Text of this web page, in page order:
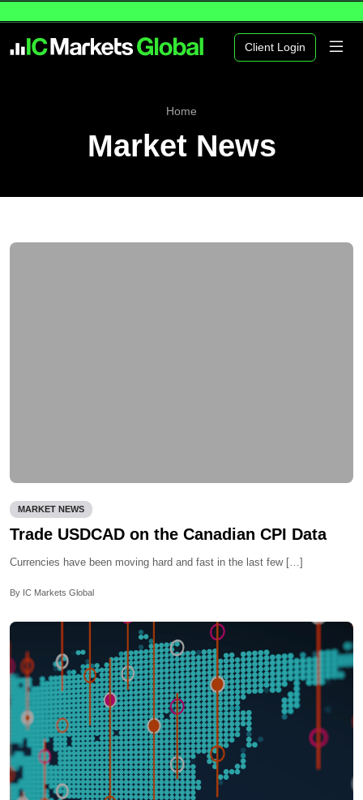
Client Login
Home
Market News
MARKET NEWS
Trade USDCAD on the Canadian CPI Data
Currencies have been moving hard and fast in the last few […]
By IC Markets Global